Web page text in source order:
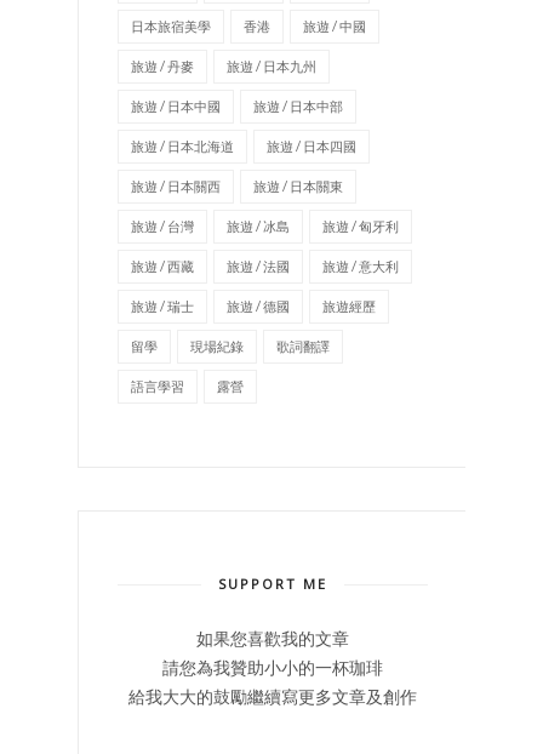
日本旅宿美學 香港 旅遊 / 中國
旅遊 / 丹麥 旅遊 / 日本九州
旅遊 / 日本中國 旅遊 / 日本中部
旅遊 / 日本北海道 旅遊 / 日本四國
旅遊 / 日本關西 旅遊 / 日本關東
旅遊 / 台灣 旅遊 / 冰島 旅遊 / 匈牙利
旅遊 / 西藏 旅遊 / 法國 旅遊 / 意大利
旅遊 / 瑞士 旅遊 / 德國 旅遊經歷
留學 現場紀錄 歌詞翻譯
語言學習 露營
SUPPORT ME
如果您喜歡我的文章
請您為我贊助小小的一杯珈琲
給我大大的鼓勵繼續寫更多文章及創作